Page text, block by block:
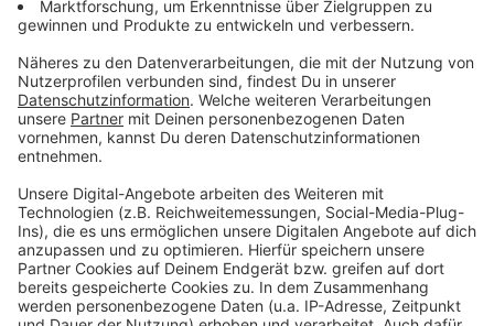
Gymnastik machen und so weiter. Auch ein paar
Spiele haben wir mit dabei.
Geschlafen wird in einem Klappwohnwagen, den ein
Trecker als Anhänger zieht. Wo sie den abends
abstellen und schlafen, ist nicht wirklich durchgeplant.
Abenteuer, meint Reimund. Die Rückkehr in Bergisch
Gladbach ist für den 03.08. geplant. Aber warum
nehmen die beiden so eine anstrengende Reise auf
sich? Zum einen wollte Uwe schon immer mal die
Heimat seiner Eltern in Polen kennenlernen, auf der